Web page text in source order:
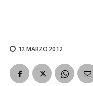
12 MARZO 2012